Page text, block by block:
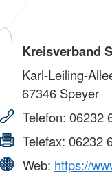
Kreisverband
Karl-Leiling-
67346 Speyer
Telefon: 06232
Telefax: 06232
Web: https://